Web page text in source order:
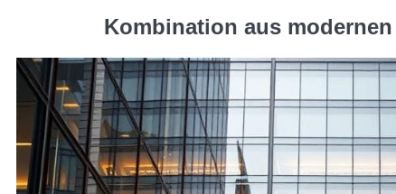
Kombination aus